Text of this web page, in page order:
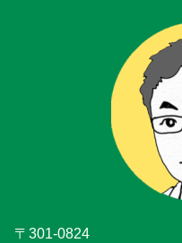
〒301-0824